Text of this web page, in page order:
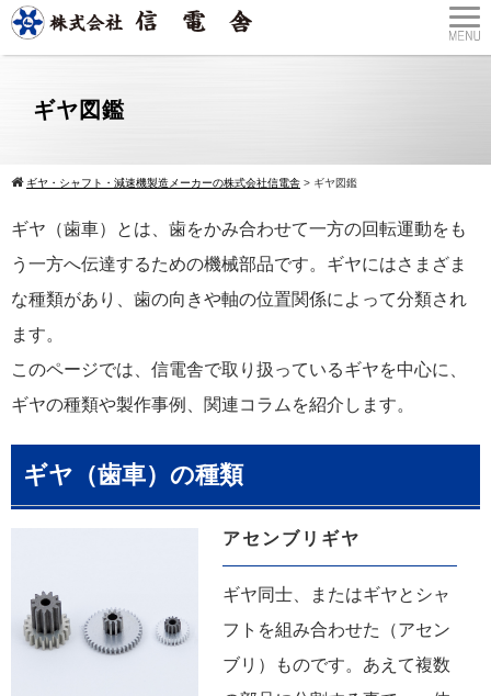
ギヤ図鑑
ギヤ・シャフト・減速機製造メーカーの株式会社信電舎 > ギヤ図鑑
ギヤ（歯車）とは、歯をかみ合わせて一方の回転運動をも
う一方へ伝達するための機械部品です。ギヤにはさまざま
な種類があり、歯の向きや軸の位置関係によって分類され
ます。
このページでは、信電舎で取り扱っているギヤを中心に、
ギヤの種類や製作事例、関連コラムを紹介します。
ギヤ（歯車）の種類
アセンブリギヤ
ギヤ同士、またはギヤとシャ
フトを組み合わせた（アセン
ブリ）ものです。あえて複数